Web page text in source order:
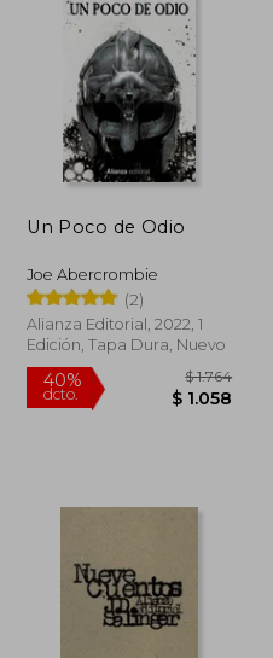
45%
dcto.
Un Poco de Odio
Joe Abercrombie
(2)
Alianza Editorial, 2022, 1
Edición, Tapa Dura, Nuevo